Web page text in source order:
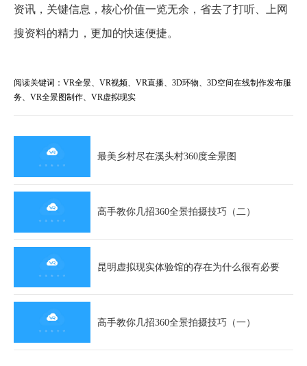
资讯，关键信息，核心价值一览无余，省去了打听、上网
搜资料的精力，更加的快速便捷。
阅读关键词：VR全景、VR视频、VR直播、3D环物、3D空间在线制作发布服
务、VR全景图制作、VR虚拟现实
最美乡村尽在溪头村360度全景图
高手教你几招360全景拍摄技巧（二）
昆明虚拟现实体验馆的存在为什么很有必要
高手教你几招360全景拍摄技巧（一）